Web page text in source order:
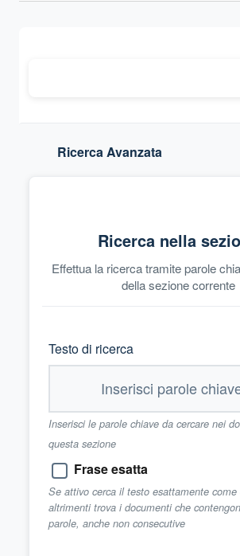
Ricerca Avanzata
Ricerca nella
Effettua la ricerca tramite parole
della sezione corrente
Testo di ricerca
Inserisci le parole chiave da cercare nei
questa sezione
Frase esatta
Se attivo cerca il testo esattamente come
altrimenti trova i documenti che
parole, anche non consecutive